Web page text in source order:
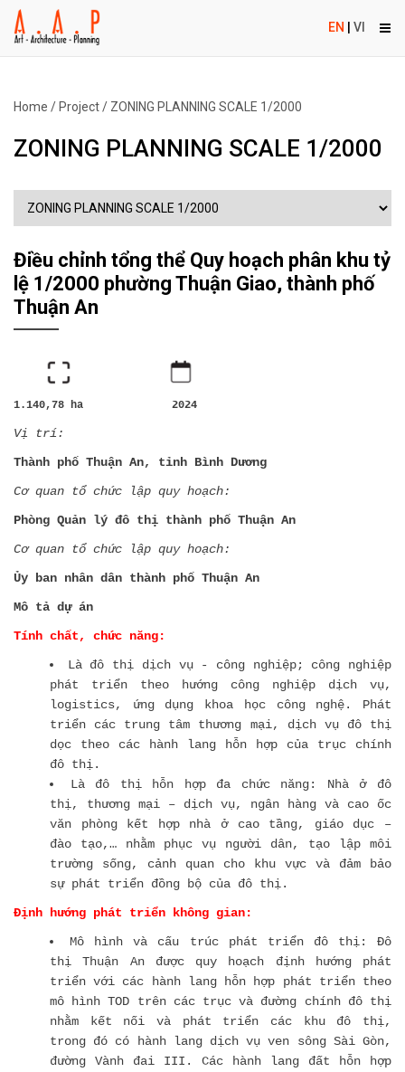
EN VI
Home / Project/ ZONING PLANNING SCALE 1/2000
ZONING PLANNING SCALE 1/2000
Điều chỉnh tổng thể Quy hoạch phân khu tỷ
lệ 1/2000 phường Thuận Giao, thành phố
Thuận An
1.140,78 ha 2024
Vị trí:
Thành phố Thuận An, tỉnh Bình Dương
Cơ quan tổ chức lập quy hoạch:
Phòng Quản lý đô thị thành phố Thuận An
Cơ quan tổ chức lập quy hoạch:
Ủy ban nhân dân thành phố Thuận An
Mô tả dự án
Tính chất, chức năng:
Là đô thị dịch vụ - công nghiệp; công nghiệp
phát triển theo hướng công nghiệp dịch vụ,
logistics, ứng dụng khoa học công nghệ. Phát
triển các trung tâm thương mại, dịch vụ đô thị
dọc theo các hành lang hỗn hợp của trục chính
đô thị.
Là đô thị hỗn hợp đa chức năng: Nhà ở đô
thị, thương mại – dịch vụ, ngân hàng và cao ốc
văn phòng kết hợp nhà ở cao tầng, giáo dục –
đào tạo,… nhằm phục vụ người dân, tạo lập môi
trường sống, cảnh quan cho khu vực và đảm bảo
sự phát triển đồng bộ của đô thị.
Định hướng phát triển không gian:
Mô hình và cấu trúc phát triển đô thị: Đô
thị Thuận An được quy hoạch định hướng phát
triển với các hành lang hỗn hợp phát triển theo
mô hình TOD trên các trục và đường chính đô thị
nhằm kết nối và phát triển các khu đô thị,
trong đó có hành lang dịch vụ ven sông Sài Gòn,
đường Vành đai III. Các hành lang đất hỗn hợp